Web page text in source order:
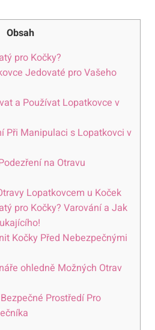
Obsah
pro Kočky?
Jedovaté pro Vašeho
a Používat Lopatkovce v
Při Manipulaci s Lopatkovci v
na Otravu
Lopatkovcem u Koček
pro Kočky? Varování a Jak
Kočky Před Nebezpečnými
ohledně Možných Otrav
Prostředí Pro